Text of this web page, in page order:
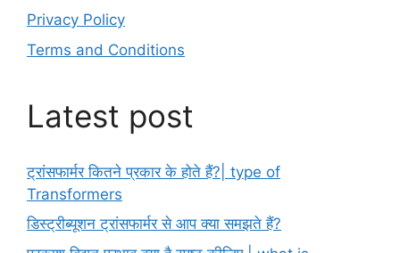
Privacy Policy
Terms and Conditions
Latest post
ट्रांसफार्मर कितने प्रकार के होते हैं?| type of
Transformers
डिस्ट्रीब्यूशन ट्रांसफार्मर से आप क्या समझते हैं?